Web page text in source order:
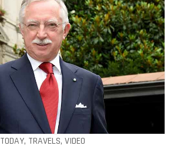
TODAY, TRAVELS, VIDEO